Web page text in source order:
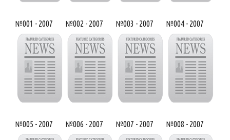
№001 - 2007 №002 - 2007 №003 - 2007 №004 - 2007
№005 - 2007 №006 - 2007 №007 - 2007 №008 - 2007